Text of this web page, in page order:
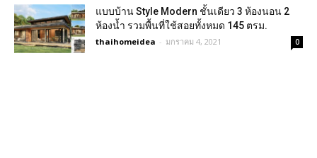
แบบบ้าน Style Modern ชั้นเดียว 3 ห้องนอน 2
ห้องน้ำ รวมพื้นที่ใช้สอยทั้งหมด 145 ตรม.
thaihomeidea - มกราคม 4, 2021 0